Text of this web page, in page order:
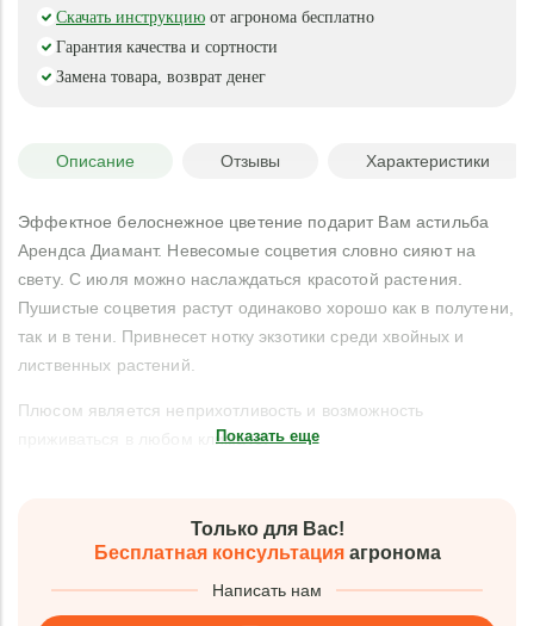
Скачать инструкцию от агронома бесплатно
Гарантия качества и сортности
Замена товара, возврат денег
Описание Отзывы Характеристики
Эффектное белоснежное цветение подарит Вам астильба
Арендса Диамант. Невесомые соцветия словно сияют на
свету. С июля можно наслаждаться красотой растения.
Пушистые соцветия растут одинаково хорошо как в полутени,
так и в тени. Привнесет нотку экзотики среди хвойных и
лиственных растений.
Плюсом является неприхотливость и возможность
приживаться в любом климате.Показать еще
Только для Вас!
Бесплатная консультацияагронома
Написать нам